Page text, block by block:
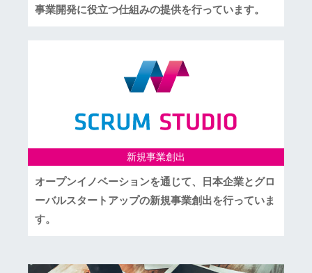
事業開発に役立つ仕組みの提供を行っています。
新規事業創出
オープンイノベーションを通じて、日本企業とグロ
ーバルスタートアップの新規事業創出を行っていま
す。